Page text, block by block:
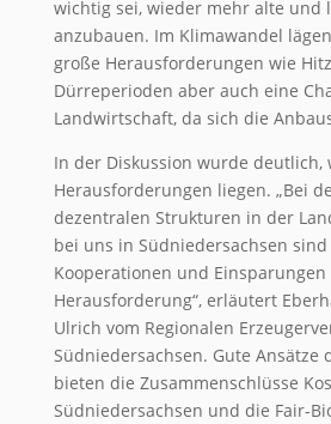
wichtig sei, wieder mehr alte und
anzubauen. Im Klimawandel
große Herausforderungen wie
Dürreperioden aber auch eine
Landwirtschaft, da sich die
In der Diskussion wurde deutlich,
Herausforderungen liegen. „Bei
dezentralen Strukturen in der
bei uns in Südniedersachsen
Kooperationen und
Herausforderung“, erläutert
Ulrich vom Regionalen
Südniedersachsen. Gute Ansätze
bieten die Zusammenschlüsse
Südniedersachsen und die Fair-